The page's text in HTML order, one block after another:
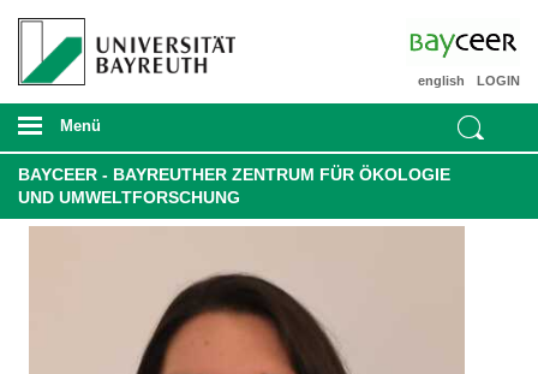
LOGIN
english
Menü
BAYCEER - BAYREUTHER ZENTRUM FÜR ÖKOLOGIE
UND UMWELTFORSCHUNG